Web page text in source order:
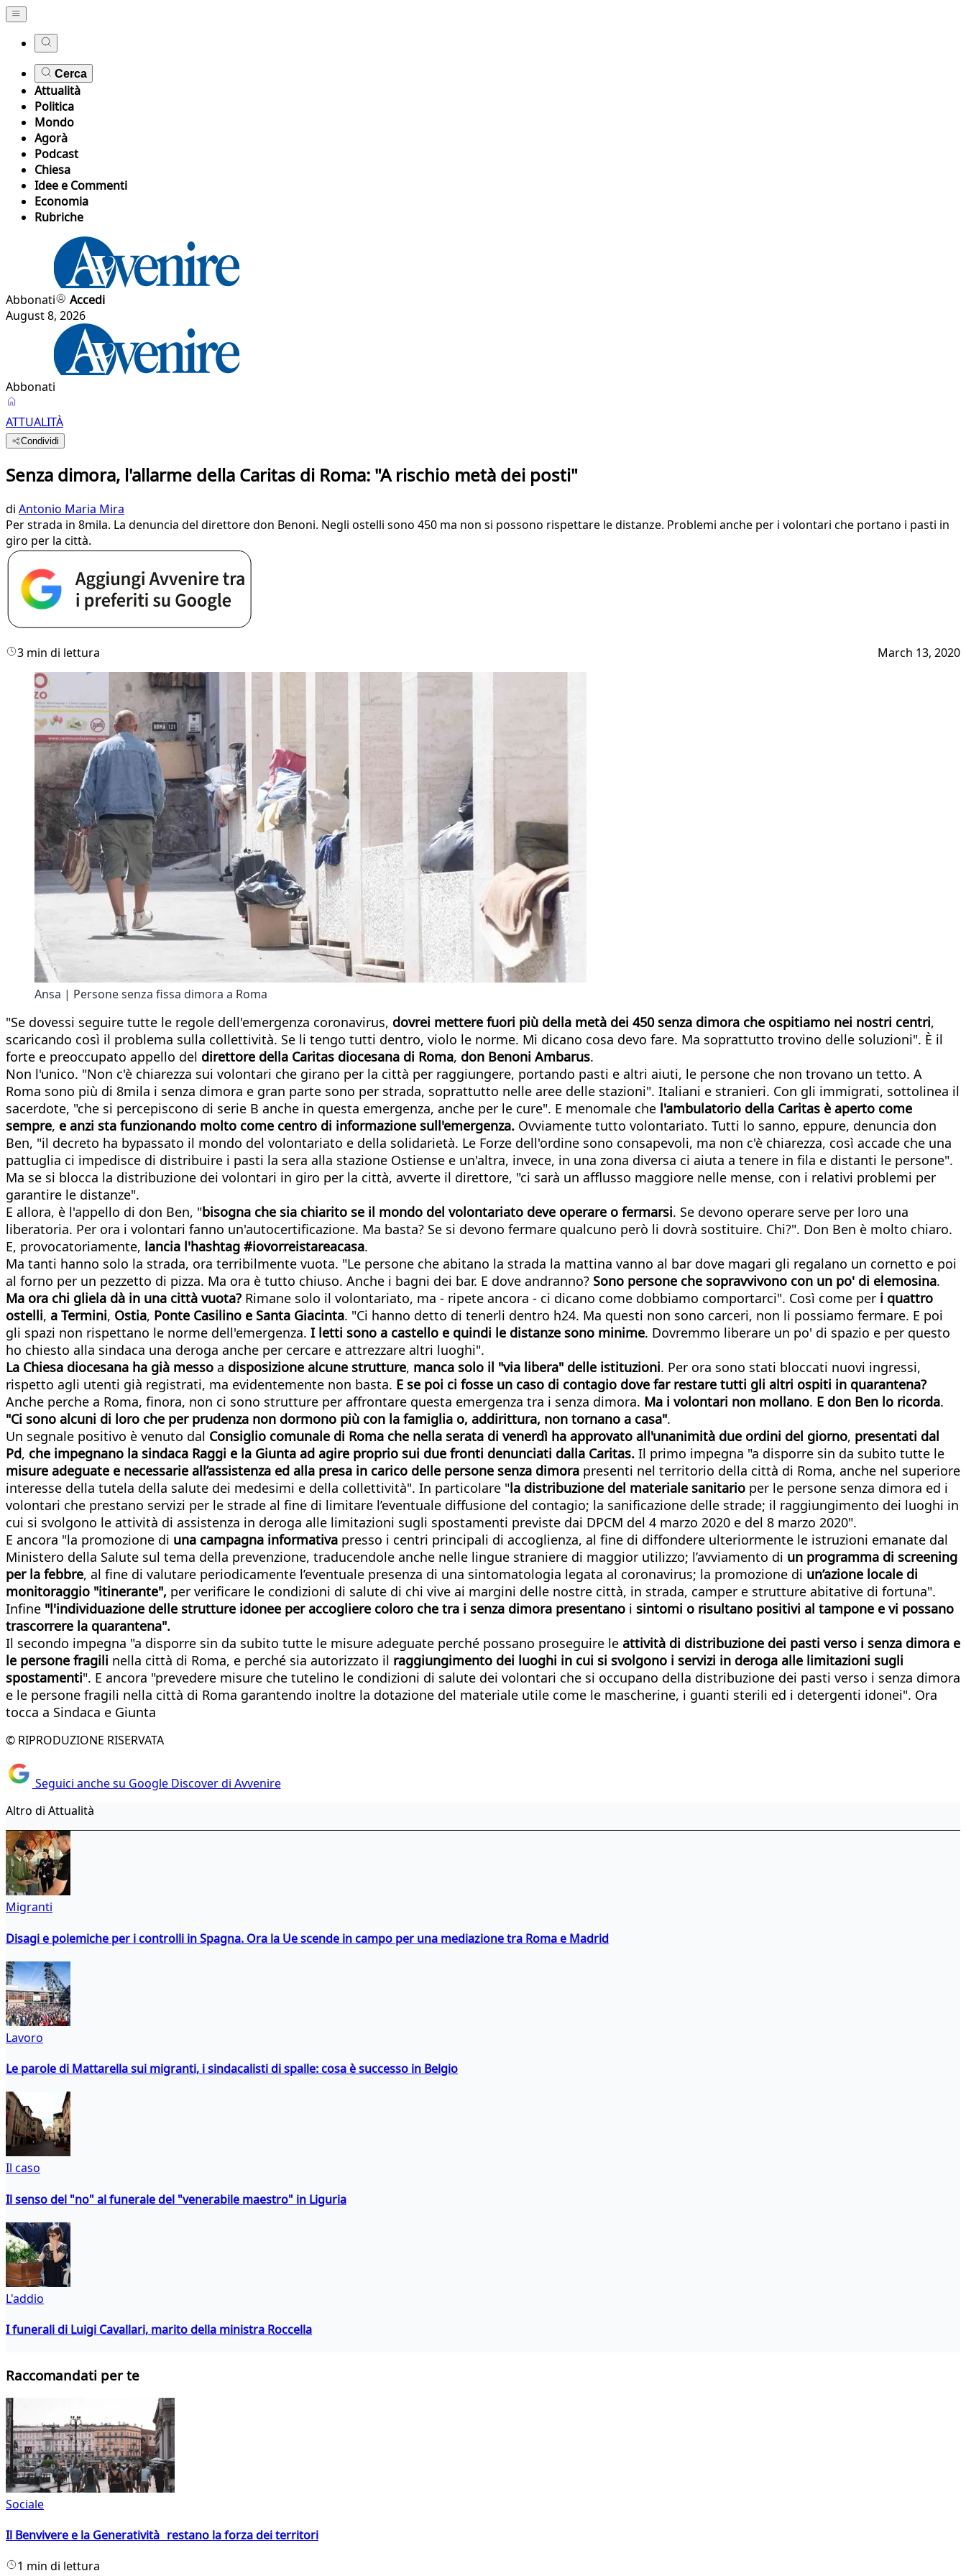
Cerca
Attualità
Politica
Mondo
Agorà
Podcast
Chiesa
Idee e Commenti
Economia
Rubriche
Abbonati
Accedi
August 8, 2026
Abbonati
ATTUALITÀ
Condividi
Senza dimora, l'allarme della Caritas di Roma: "A rischio metà dei posti"
di Antonio Maria Mira
Per strada in 8mila. La denuncia del direttore don Benoni. Negli ostelli sono 450 ma non si possono rispettare le distanze. Problemi anche per i volontari che portano i pasti in
giro per la città.
3 min di lettura March 13, 2020
Ansa | Persone senza fissa dimora a Roma
"Se dovessi seguire tutte le regole dell'emergenza coronavirus, dovrei mettere fuori più della metà dei 450 senza dimora che ospitiamo nei nostri centri,
scaricando così il problema sulla collettività. Se li tengo tutti dentro, violo le norme. Mi dicano cosa devo fare. Ma soprattutto trovino delle soluzioni". È il
forte e preoccupato appello del direttore della Caritas diocesana di Roma, don Benoni Ambarus.
Non l'unico. "Non c'è chiarezza sui volontari che girano per la città per raggiungere, portando pasti e altri aiuti, le persone che non trovano un tetto. A
Roma sono più di 8mila i senza dimora e gran parte sono per strada, soprattutto nelle aree delle stazioni". Italiani e stranieri. Con gli immigrati, sottolinea il
sacerdote, "che si percepiscono di serie B anche in questa emergenza, anche per le cure". E menomale che l'ambulatorio della Caritas è aperto come
sempre, e anzi sta funzionando molto come centro di informazione sull'emergenza. Ovviamente tutto volontariato. Tutti lo sanno, eppure, denuncia don
Ben, "il decreto ha bypassato il mondo del volontariato e della solidarietà. Le Forze dell'ordine sono consapevoli, ma non c'è chiarezza, così accade che una
pattuglia ci impedisce di distribuire i pasti la sera alla stazione Ostiense e un'altra, invece, in una zona diversa ci aiuta a tenere in fila e distanti le persone".
Ma se si blocca la distribuzione dei volontari in giro per la città, avverte il direttore, "ci sarà un afflusso maggiore nelle mense, con i relativi problemi per
garantire le distanze".
E allora, è l'appello di don Ben, "bisogna che sia chiarito se il mondo del volontariato deve operare o fermarsi. Se devono operare serve per loro una
liberatoria. Per ora i volontari fanno un'autocertificazione. Ma basta? Se si devono fermare qualcuno però li dovrà sostituire. Chi?". Don Ben è molto chiaro.
E, provocatoriamente, lancia l'hashtag #iovorreistareacasa.
Ma tanti hanno solo la strada, ora terribilmente vuota. "Le persone che abitano la strada la mattina vanno al bar dove magari gli regalano un cornetto e poi
al forno per un pezzetto di pizza. Ma ora è tutto chiuso. Anche i bagni dei bar. E dove andranno? Sono persone che sopravvivono con un po' di elemosina.
Ma ora chi gliela dà in una città vuota? Rimane solo il volontariato, ma - ripete ancora - ci dicano come dobbiamo comportarci". Così come per i quattro
ostelli, a Termini, Ostia, Ponte Casilino e Santa Giacinta. "Ci hanno detto di tenerli dentro h24. Ma questi non sono carceri, non li possiamo fermare. E poi
gli spazi non rispettano le norme dell'emergenza. I letti sono a castello e quindi le distanze sono minime. Dovremmo liberare un po' di spazio e per questo
ho chiesto alla sindaca una deroga anche per cercare e attrezzare altri luoghi".
La Chiesa diocesana ha già messo a disposizione alcune strutture, manca solo il "via libera" delle istituzioni. Per ora sono stati bloccati nuovi ingressi,
rispetto agli utenti già registrati, ma evidentemente non basta. E se poi ci fosse un caso di contagio dove far restare tutti gli altri ospiti in quarantena?
Anche perche a Roma, finora, non ci sono strutture per affrontare questa emergenza tra i senza dimora. Ma i volontari non mollano. E don Ben lo ricorda.
"Ci sono alcuni di loro che per prudenza non dormono più con la famiglia o, addirittura, non tornano a casa".
Un segnale positivo è venuto dal Consiglio comunale di Roma che nella serata di venerdì ha approvato all'unanimità due ordini del giorno, presentati dal
Pd, che impegnano la sindaca Raggi e la Giunta ad agire proprio sui due fronti denunciati dalla Caritas. Il primo impegna "a disporre sin da subito tutte le
misure adeguate e necessarie all’assistenza ed alla presa in carico delle persone senza dimora presenti nel territorio della città di Roma, anche nel superiore
interesse della tutela della salute dei medesimi e della collettività". In particolare "la distribuzione del materiale sanitario per le persone senza dimora ed i
volontari che prestano servizi per le strade al fine di limitare l’eventuale diffusione del contagio; la sanificazione delle strade; il raggiungimento dei luoghi in
cui si svolgono le attività di assistenza in deroga alle limitazioni sugli spostamenti previste dai DPCM del 4 marzo 2020 e del 8 marzo 2020".
E ancora "la promozione di una campagna informativa presso i centri principali di accoglienza, al fine di diffondere ulteriormente le istruzioni emanate dal
Ministero della Salute sul tema della prevenzione, traducendole anche nelle lingue straniere di maggior utilizzo; l’avviamento di un programma di screening
per la febbre, al fine di valutare periodicamente l’eventuale presenza di una sintomatologia legata al coronavirus; la promozione di un’azione locale di
monitoraggio "itinerante", per verificare le condizioni di salute di chi vive ai margini delle nostre città, in strada, camper e strutture abitative di fortuna".
Infine "l'individuazione delle strutture idonee per accogliere coloro che tra i senza dimora presentano i sintomi o risultano positivi al tampone e vi possano
trascorrere la quarantena".
Il secondo impegna "a disporre sin da subito tutte le misure adeguate perché possano proseguire le attività di distribuzione dei pasti verso i senza dimora e
le persone fragili nella città di Roma, e perché sia autorizzato il raggiungimento dei luoghi in cui si svolgono i servizi in deroga alle limitazioni sugli
spostamenti". E ancora "prevedere misure che tutelino le condizioni di salute dei volontari che si occupano della distribuzione dei pasti verso i senza dimora
e le persone fragili nella città di Roma garantendo inoltre la dotazione del materiale utile come le mascherine, i guanti sterili ed i detergenti idonei". Ora
tocca a Sindaca e Giunta
© RIPRODUZIONE RISERVATA
Seguici anche su Google Discover di Avvenire
Altro di Attualità
Migranti
Disagi e polemiche per i controlli in Spagna. Ora la Ue scende in campo per una mediazione tra Roma e Madrid
Lavoro
Le parole di Mattarella sui migranti, i sindacalisti di spalle: cosa è successo in Belgio
Il caso
Il senso del "no" al funerale del "venerabile maestro" in Liguria
L'addio
I funerali di Luigi Cavallari, marito della ministra Roccella
Raccomandati per te
Sociale
Il Benvivere e la Generatività restano la forza dei territori
1 min di lettura